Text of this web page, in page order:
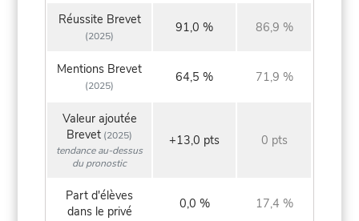
Réussite Brevet
(2025)
91,0 % 86,9 %
Mentions Brevet
(2025)
64,5 % 71,9 %
Valeur ajoutée
Brevet (2025)
tendance au-dessus
du pronostic
+13,0 pts 0 pts
Part d'élèves
dans le privé
0,0 % 17,4 %